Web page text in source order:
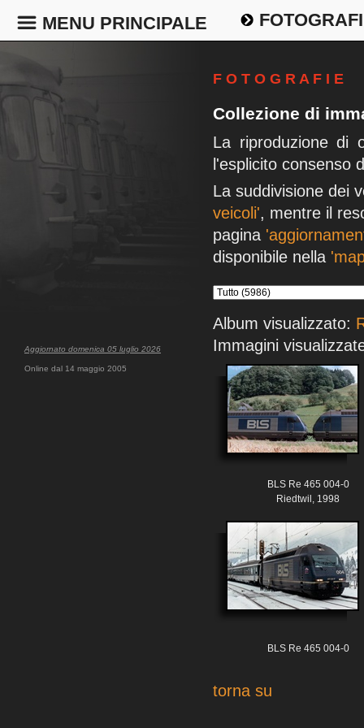
MENU PRINCIPALE
Aggiornato domenica 05 luglio 2026
Online dal 14 maggio 2005
F O T O G R A F I E
Collezione di
La riproduzione di
l'esplicito consenso
La suddivisione dei
veicoli', mentre il
pagina
disponibile nella
Album visualizzato:
Immagini
BLS Re 465 004-0
Riedtwil, 1998
BLS Re 465 004-0
torna su